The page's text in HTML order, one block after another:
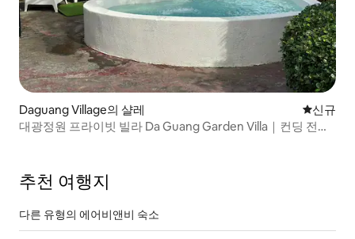
Daguang Village의 샬레 신규 숙소
신규
대광정원 프라이빗 빌라 Da Guang Garden Villa｜컨딩 전세
추천 여행지
다른 유형의 에어비앤비 숙소